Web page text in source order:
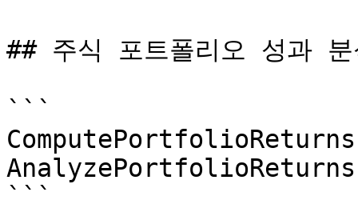
## 주식 포트폴리오 성과 분
```
ComputePortfolioReturns
AnalyzePortfolioReturns
```